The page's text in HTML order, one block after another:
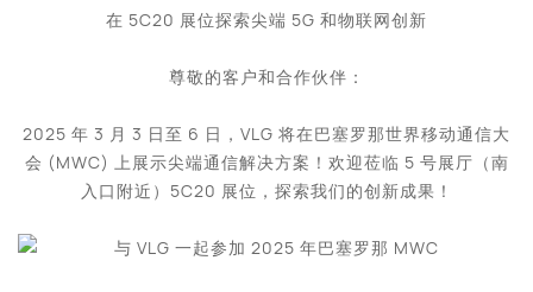
在 5C20 展位探索尖端 5G 和物联网创新
尊敬的客户和合作伙伴：
2025 年 3 月 3 日至 6 日，VLG 将在巴塞罗那世界移动通信大
会 (MWC) 上展示尖端通信解决方案！欢迎莅临 5 号展厅（南
入口附近）5C20 展位，探索我们的创新成果！